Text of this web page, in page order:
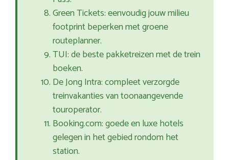
Green Tickets: eenvoudig jouw milieu
footprint beperken met groene
routeplanner.
TUI: de beste pakketreizen met de trein
boeken.
De Jong Intra: compleet verzorgde
treinvakanties van toonaangevende
touroperator.
Booking.com: goede en luxe hotels
gelegen in het gebied rondom het
station.